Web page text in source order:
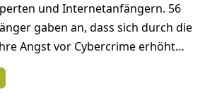
und Internetanfängern. 56
gaben an, dass sich durch die
Angst vor Cybercrime erhöht…